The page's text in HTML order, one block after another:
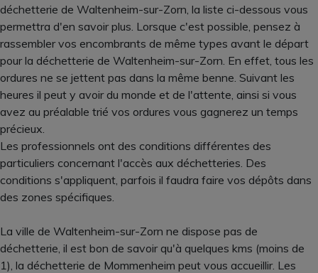
déchetterie de Waltenheim-sur-Zorn, la liste ci-dessous vous
permettra d'en savoir plus. Lorsque c'est possible, pensez à
rassembler vos encombrants de même types avant le départ
pour la déchetterie de Waltenheim-sur-Zorn. En effet, tous les
ordures ne se jettent pas dans la même benne. Suivant les
heures il peut y avoir du monde et de l'attente, ainsi si vous
avez au préalable trié vos ordures vous gagnerez un temps
précieux.
Les professionnels ont des conditions différentes des
particuliers concernant l'accès aux déchetteries. Des
conditions s'appliquent, parfois il faudra faire vos dépôts dans
des zones spécifiques.
La ville de Waltenheim-sur-Zorn ne dispose pas de
déchetterie, il est bon de savoir qu'à quelques kms (moins de
1), la déchetterie de Mommenheim peut vous accueillir. Les